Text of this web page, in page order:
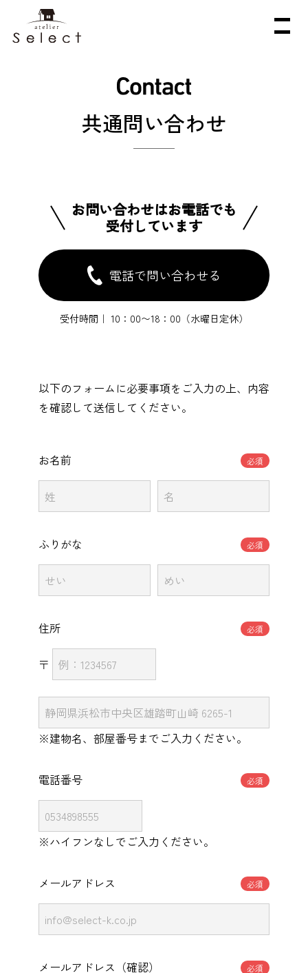
共通問い合わせ
お問い合わせはお電話でも
受付しています
電話で問い合わせる
受付時間｜ 10：00〜18：00（水曜日定休）
以下のフォームに必要事項をご入力の上、内容
を確認して送信してください。
お名前 必須
ふりがな 必須
住所 必須
〒
※建物名、部屋番号までご入力ください。
電話番号 必須
※ハイフンなしでご入力ください。
メールアドレス 必須
メールアドレス（確認） 必須